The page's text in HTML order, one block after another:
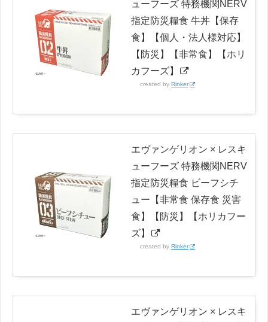
ューフーズ 特務機関NERV
指定防災糧食 牛丼【保存
食】【個人・法人様対応】
【防災】【非常食】【ホリ
カフーズ】
created by Rinker
エヴァンゲリオン × レスキ
ューフーズ 特務機関NERV
指定防災糧食 ビーフシチ
ュー【非常食 保存食 災害
食】【防災】【ホリカフー
ズ】
created by Rinker
エヴァンゲリオン × レスキ